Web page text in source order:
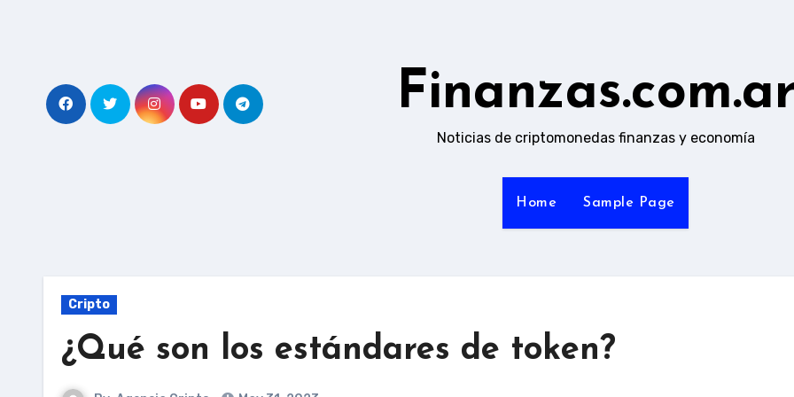
Noticias de criptomonedas finanzas y economía
Home Sample Page
Cripto
¿Qué son los estándares de token?